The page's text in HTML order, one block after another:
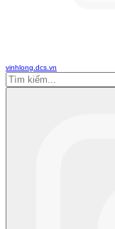
vinhlong.dcs.vn